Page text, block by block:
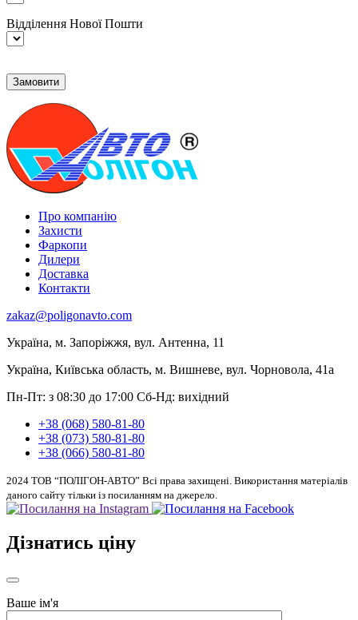
Відділення Нової Пошти
Про компанію
Захисти
Фаркопи
Дилери
Доставка
Контакти
zakaz@poligonavto.com
Україна, м. Запоріжжя, вул. Антенна, 11
Україна, Київська область, м. Вишневе, вул. Чорновола, 41а
Пн-Пт: з 08:30 до 17:00 Сб-Нд: вихідний
+38 (068) 580-81-80
+38 (073) 580-81-80
+38 (066) 580-81-80
2024 ТОВ “ПОЛІГОН-АВТО” Всі права захищені. Використання матеріалів
даного сайту тільки із посиланням на джерело.
Дізнатись ціну
Ваше ім'я